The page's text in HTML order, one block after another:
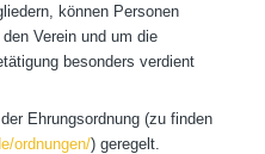
können Personen
Verein und um die
besonders verdient
Ehrungsordnung (zu finden
ordnungen/) geregelt.